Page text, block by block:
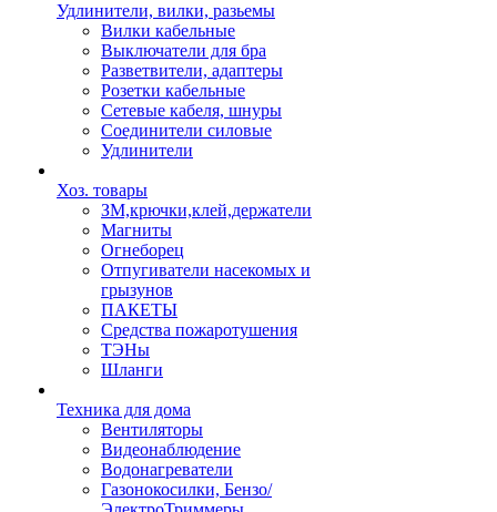
Удлинители, вилки, разьемы
Вилки кабельные
Выключатели для бра
Разветвители, адаптеры
Розетки кабельные
Сетевые кабеля, шнуры
Соединители силовые
Удлинители
Хоз. товары
ЗМ,крючки,клей,держатели
Магниты
Огнеборец
Отпугиватели насекомых и
грызунов
ПАКЕТЫ
Средства пожаротушения
ТЭНы
Шланги
Техника для дома
Вентиляторы
Видеонаблюдение
Водонагреватели
Газонокосилки, Бензо/